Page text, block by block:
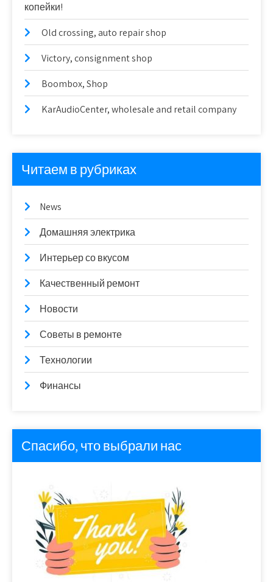
копейки!
Old crossing, auto repair shop
Victory, consignment shop
Boombox, Shop
KarAudioCenter, wholesale and retail company
Читаем в рубриках
News
Домашняя электрика
Интерьер со вкусом
Качественный ремонт
Новости
Советы в ремонте
Технологии
Финансы
Спасибо, что выбрали нас